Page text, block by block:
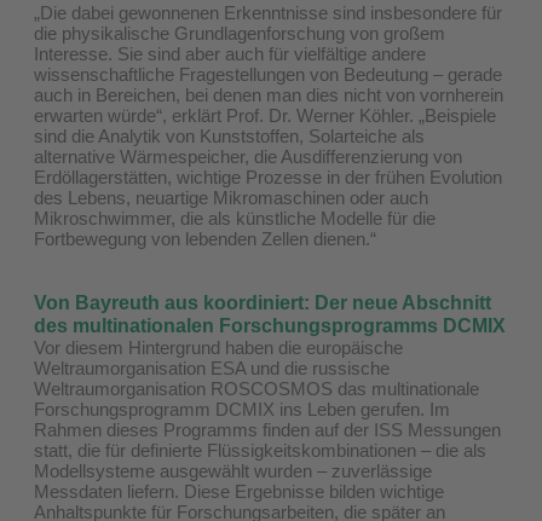
„Die dabei gewonnenen Erkenntnisse sind insbesondere für
die physikalische Grundlagenforschung von großem
Interesse. Sie sind aber auch für vielfältige andere
wissenschaftliche Fragestellungen von Bedeutung – gerade
auch in Bereichen, bei denen man dies nicht von vornherein
erwarten würde“, erklärt Prof. Dr. Werner Köhler. „Beispiele
sind die Analytik von Kunststoffen, Solarteiche als
alternative Wärmespeicher, die Ausdifferenzierung von
Erdöllagerstätten, wichtige Prozesse in der frühen Evolution
des Lebens, neuartige Mikromaschinen oder auch
Mikroschwimmer, die als künstliche Modelle für die
Fortbewegung von lebenden Zellen dienen.“
Von Bayreuth aus koordiniert: Der neue Abschnitt
des multinationalen Forschungsprogramms DCMIX
Vor diesem Hintergrund haben die europäische
Weltraumorganisation ESA und die russische
Weltraumorganisation ROSCOSMOS das multinationale
Forschungsprogramm DCMIX ins Leben gerufen. Im
Rahmen dieses Programms finden auf der ISS Messungen
statt, die für definierte Flüssigkeitskombinationen – die als
Modellsysteme ausgewählt wurden – zuverlässige
Messdaten liefern. Diese Ergebnisse bilden wichtige
Anhaltspunkte für Forschungsarbeiten, die später an